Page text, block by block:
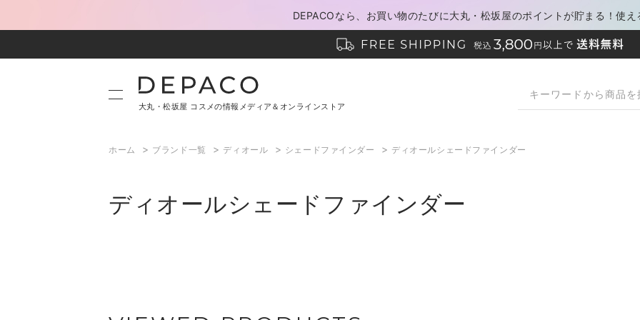
DEPACOなら、お買い物のたびに大丸・松坂屋のポイントが貯まる！使え
大丸・松坂屋 コスメの情報メディア＆オンラインストア
ホーム > ブランド一覧 > ディオール > シェードファインダー > ディオールシェードファインダー
ディオールシェードファインダー